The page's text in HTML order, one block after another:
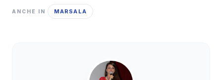
ANCHE IN MARSALA